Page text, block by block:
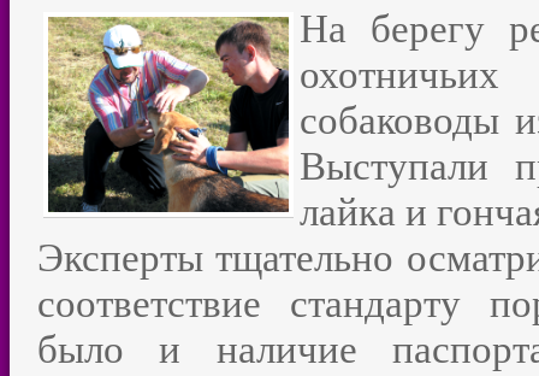
На берегу
собаководы
Выступали
лайка и
Эксперты тщательно
соответствие стандарту
было и наличие